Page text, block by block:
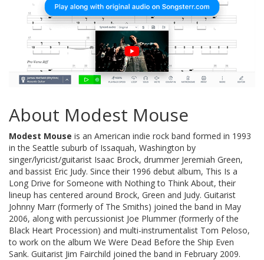
About Modest Mouse
Modest Mouse is an American indie rock band formed in 1993
in the Seattle suburb of Issaquah, Washington by
singer/lyricist/guitarist Isaac Brock, drummer Jeremiah Green,
and bassist Eric Judy. Since their 1996 debut album, This Is a
Long Drive for Someone with Nothing to Think About, their
lineup has centered around Brock, Green and Judy. Guitarist
Johnny Marr (formerly of The Smiths) joined the band in May
2006, along with percussionist Joe Plummer (formerly of the
Black Heart Procession) and multi-instrumentalist Tom Peloso,
to work on the album We Were Dead Before the Ship Even
Sank. Guitarist Jim Fairchild joined the band in February 2009.